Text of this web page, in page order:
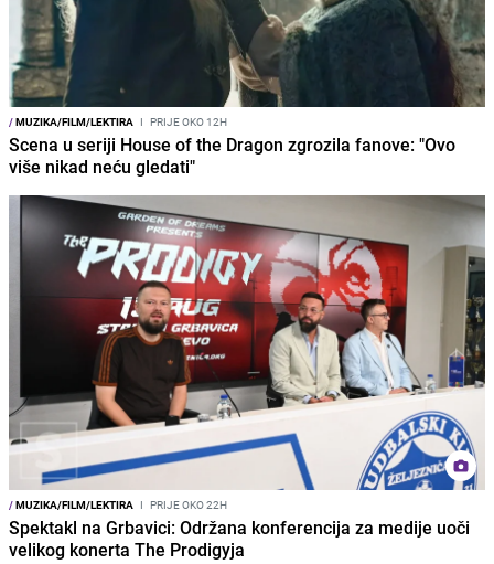
/MUZIKA/FILM/LEKTIRA I PRIJE OKO 12H
Scena u seriji House of the Dragon zgrozila fanove: "Ovo
više nikad neću gledati"
/MUZIKA/FILM/LEKTIRA I PRIJE OKO 22H
Spektakl na Grbavici: Održana konferencija za medije uoči
velikog konerta The Prodigyja